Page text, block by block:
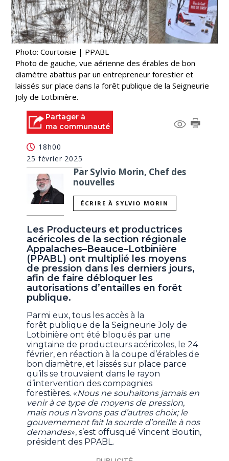
Photo: Courtoisie | PPABL
Photo de gauche, vue aérienne des érables de bon
diamètre abattus par un entrepreneur forestier et
laissés sur place dans la forêt publique de la Seigneurie
Joly de Lotbinière.
Partager à
ma communauté
18h00
25 février 2025
Par Sylvio Morin, Chef des
nouvelles
ÉCRIRE À SYLVIO MORIN
Les Producteurs et productrices
acéricoles de la section régionale
Appalaches–Beauce–Lotbinière
(PPABL) ont multiplié les moyens
de pression dans les derniers jours,
afin de faire débloquer les
autorisations d’entailles en forêt
publique.
Parmi eux, tous les accès à la
forêt publique de la Seigneurie Joly de
Lotbinière ont été bloqués par une
vingtaine de producteurs acéricoles, le 24
février, en réaction à la coupe d’érables de
bon diamètre, et laissés sur place parce
qu’ils se trouvaient dans le rayon
d’intervention des compagnies
forestières. «Nous ne souhaitons jamais en
venir à ce type de moyens de pression,
mais nous n’avons pas d’autres choix; le
gouvernement fait la sourde d’oreille à nos
demandes», s’est offusqué Vincent Boutin,
président des PPABL.